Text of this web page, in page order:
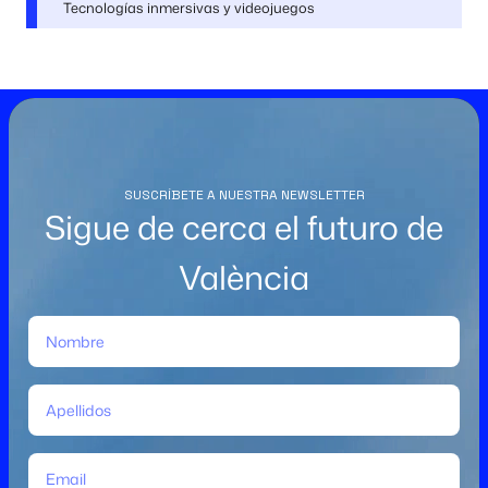
Tecnologías inmersivas y videojuegos
SUSCRÍBETE A NUESTRA NEWSLETTER
Sigue de cerca el futuro de
València